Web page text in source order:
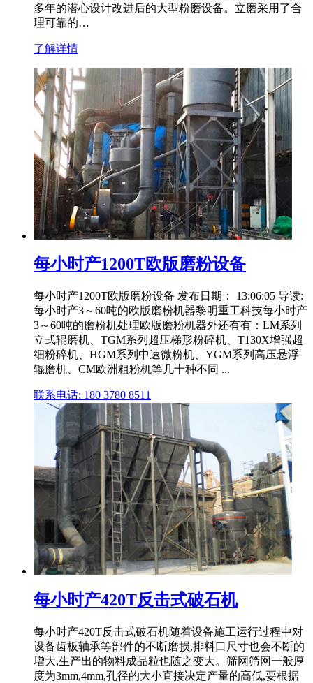
多年的潜心设计改进后的大型粉磨设备。立磨采用了合
理可靠的…
了解详情
每小时产1200T欧版磨粉设备
每小时产1200T欧版磨粉设备 发布日期： 13:06:05 导读:
每小时产3～60吨的欧版磨粉机器黎明重工科技每小时产
3～60吨的磨粉机处理欧版磨粉机器外还有有：LM系列
立式辊磨机、TGM系列超压梯形粉碎机、T130X增强超
细粉碎机、HGM系列中速微粉机、YGM系列高压悬浮
辊磨机、CM欧洲粗粉机等几十种不同 ...
联系电话: 180 3780 8511
每小时产420T反击式破石机
每小时产420T反击式破石机随着设备施工运行过程中对
设备齿板轴承等部件的不断磨损,排料口尺寸也会不断的
增大,生产出的物料成品粒也随之变大。筛网筛网一般厚
度为3mm,4mm,孔径的大小直接决定产量的高低,要根据